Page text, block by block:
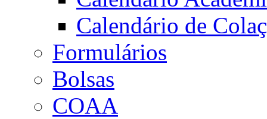
Calendário de
Formulários
Bolsas
COAA